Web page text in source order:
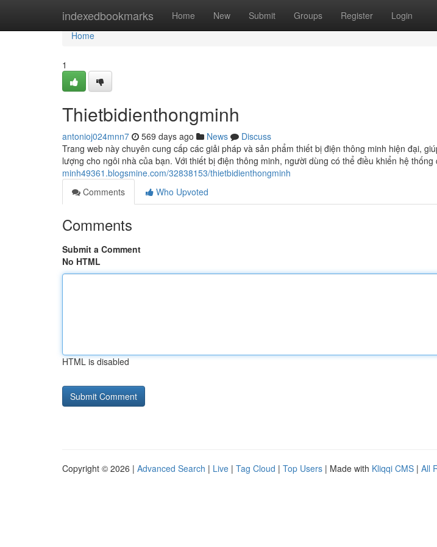
indexedbookmarks Home New Submit Groups Register Login
Home
Home
1
Thietbidienthongminh
antonioj024mnn7 569 days ago News
Discuss
Trang web này chuyên cung cấp các giải pháp và sản phẩm thiết bị điện thông minh hiện đại,
lượng cho ngôi nhà của bạn. Với thiết bị điện thông minh, người dùng có thể điều khiển hệ thống
minh49361.blogsmine.com/32838153/thietbidienthongminh
Comments
Who Upvoted
Comments
Submit a Comment
No HTML
HTML is disabled
Copyright © 2026 | Advanced Search | Live | Tag Cloud | Top Users | Made with Kliqqi CMS | All